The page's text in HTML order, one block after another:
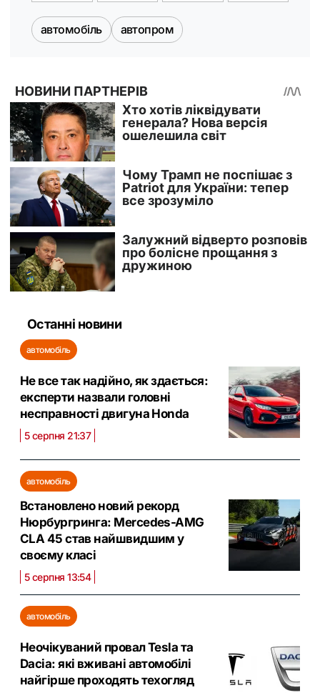
автомобіль автопром
Останні новини
автомобіль
Не все так надійно, як здається:
експерти назвали головні
несправності двигуна Honda
5 серпня 21:37
автомобіль
Встановлено новий рекорд
Нюрбургринга: Mercedes-AMG
CLA 45 став найшвидшим у
своєму класі
5 серпня 13:54
автомобіль
Неочікуваний провал Tesla та
Dacia: які вживані автомобілі
найгірше проходять техогляд